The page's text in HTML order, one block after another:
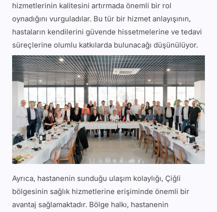
hizmetlerinin kalitesini artırmada önemli bir rol
oynadığını vurguladılar. Bu tür bir hizmet anlayışının,
hastaların kendilerini güvende hissetmelerine ve tedavi
süreçlerine olumlu katkılarda bulunacağı düşünülüyor.
Ayrıca, hastanenin sunduğu ulaşım kolaylığı, Çiğli
bölgesinin sağlık hizmetlerine erişiminde önemli bir
avantaj sağlamaktadır. Bölge halkı, hastanenin